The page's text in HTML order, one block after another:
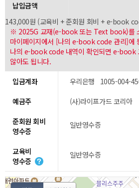
납입금액
143,000원 (교육비 + 준회원 회비 + e-book
※ 2025G 교재(e-book 또는 Text book)를
마이페이지에서 [나의 e-book code 관리]에
나의 e-book code 내역이 확인되면 e-book
않아도 됩니다.
입금계좌
우리은행 1005-004-
예금주
(사)라이프가드 코리아
준회원 회비
영수증
일반영수증
교육비
영수증
일반영수증